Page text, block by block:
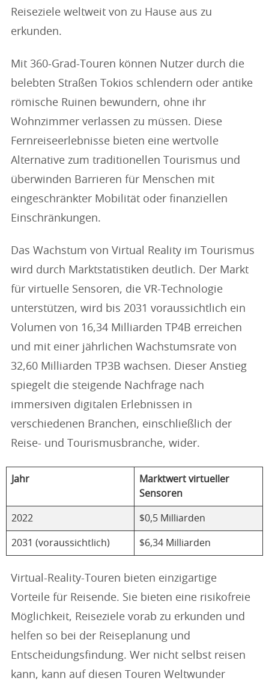
Reiseziele weltweit von zu Hause aus zu
erkunden.
Mit 360-Grad-Touren können Nutzer durch die
belebten Straßen Tokios schlendern oder antike
römische Ruinen bewundern, ohne ihr
Wohnzimmer verlassen zu müssen. Diese
Fernreiseerlebnisse bieten eine wertvolle
Alternative zum traditionellen Tourismus und
überwinden Barrieren für Menschen mit
eingeschränkter Mobilität oder finanziellen
Einschränkungen.
Das Wachstum von Virtual Reality im Tourismus
wird durch Marktstatistiken deutlich. Der Markt
für virtuelle Sensoren, die VR-Technologie
unterstützen, wird bis 2031 voraussichtlich ein
Volumen von 16,34 Milliarden TP4B erreichen
und mit einer jährlichen Wachstumsrate von
32,60 Milliarden TP3B wachsen. Dieser Anstieg
spiegelt die steigende Nachfrage nach
immersiven digitalen Erlebnissen in
verschiedenen Branchen, einschließlich der
Reise- und Tourismusbranche, wider.
Jahr
Marktwert virtueller
Sensoren
2022 $0,5 Milliarden
2031 (voraussichtlich) $6,34 Milliarden
Virtual-Reality-Touren bieten einzigartige
Vorteile für Reisende. Sie bieten eine risikofreie
Möglichkeit, Reiseziele vorab zu erkunden und
helfen so bei der Reiseplanung und
Entscheidungsfindung. Wer nicht selbst reisen
kann, kann auf diesen Touren Weltwunder